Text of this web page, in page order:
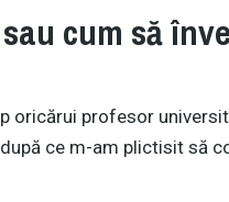
cum să
oricărui profesor
ce m-am plictisit să